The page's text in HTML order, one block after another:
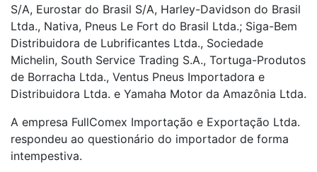
S/A, Eurostar do Brasil S/A, Harley-Davidson do Brasil
Ltda., Nativa, Pneus Le Fort do Brasil Ltda.; Siga-Bem
Distribuidora de Lubrificantes Ltda., Sociedade
Michelin, South Service Trading S.A., Tortuga-Produtos
de Borracha Ltda., Ventus Pneus Importadora e
Distribuidora Ltda. e Yamaha Motor da Amazônia Ltda.
A empresa FullComex Importação e Exportação Ltda.
respondeu ao questionário do importador de forma
intempestiva.